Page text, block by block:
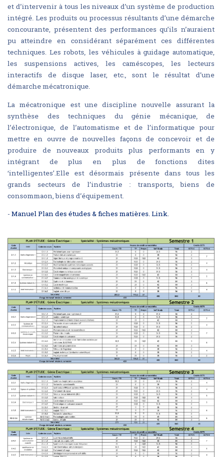
et d’intervenir à tous les niveaux d’un système de production
intégré. Les produits ou processus résultants d’une démarche
concourante, présentent des performances qu’ils n’auraient
pu atteindre en considérant séparément ces différentes
techniques. Les robots, les véhicules à guidage automatique,
les suspensions actives, les caméscopes, les lecteurs
interactifs de disque laser, etc., sont le résultat d’une
démarche mécatronique.
La mécatronique est une discipline nouvelle assurant la
synthèse des techniques du génie mécanique, de
l’électronique, de l’automatisme et de l’informatique pour
mettre en ouvre de nouvelles façons de concevoir et de
produire de nouveaux produits plus performants en y
intégrant de plus en plus de fonctions dites
‘intelligentes’.Elle est désormais présente dans tous les
grands secteurs de l’industrie : transports, biens de
consommaon, biens d’équipement.
-Manuel Plan des études & fiches matières. Link.